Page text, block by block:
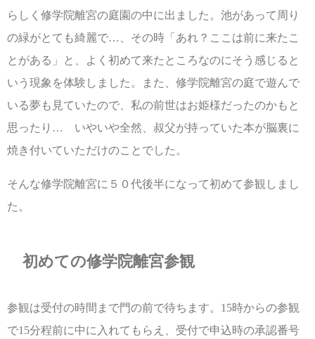
らしく修学院離宮の庭園の中に出ました。池があって周り
の緑がとても綺麗で…、その時「あれ？ここは前に来たこ
とがある」と、よく初めて来たところなのにそう感じると
いう現象を体験しました。また、修学院離宮の庭で遊んで
いる夢も見ていたので、私の前世はお姫様だったのかもと
思ったり… いやいや全然、叔父が持っていた本が脳裏に
焼き付いていただけのことでした。
そんな修学院離宮に５０代後半になって初めて参観しまし
た。
初めての修学院離宮参観
参観は受付の時間まで門の前で待ちます。15時からの参観
で15分程前に中に入れてもらえ、受付で申込時の承認番号